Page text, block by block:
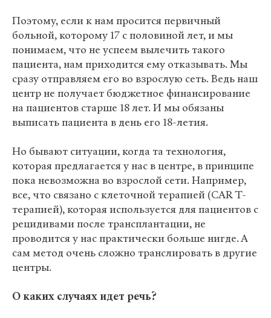
Поэтому, если к нам просится первичный
больной, которому 17 с половиной лет, и мы
понимаем, что не успеем вылечить такого
пациента, нам приходится ему отказывать. Мы
сразу отправляем его во взрослую сеть. Ведь наш
центр не получает бюджетное финансирование
на пациентов старше 18 лет. И мы обязаны
выписать пациента в день его 18-летия.
Но бывают ситуации, когда та технология,
которая предлагается у нас в центре, в принципе
пока невозможна во взрослой сети. Например,
все, что связано с клеточной терапией (CAR T-
терапией), которая используется для пациентов с
рецидивами после трансплантации, не
проводится у нас практически больше нигде. А
сам метод очень сложно транслировать в другие
центры.
О каких случаях идет речь?